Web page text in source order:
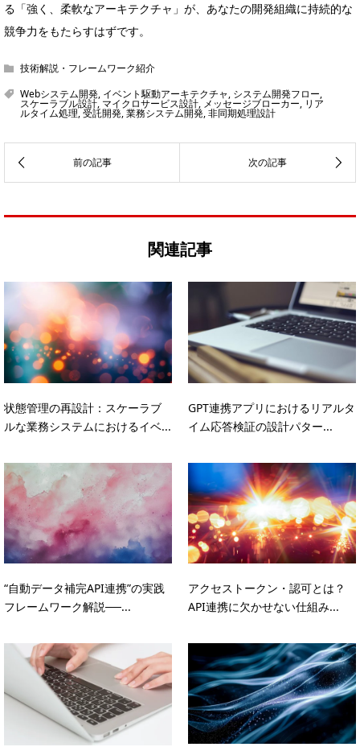
る「強く、柔軟なアーキテクチャ」が、あなたの開発組織に持続的な
競争力をもたらすはずです。
技術解説・フレームワーク紹介
Webシステム開発, イベント駆動アーキテクチャ, システム開発フロー,
スケーラブル設計, マイクロサービス設計, メッセージブローカー, リア
ルタイム処理,受託開発,業務システム開発,非同期処理設計
関連記事
状態管理の再設計：スケーラブ
ルな業務システムにおけるイベ...
GPT連携アプリにおけるリアルタ
イム応答検証の設計パター...
“自動データ補完API連携”の実践
フレームワーク解説──...
アクセストークン・認可とは？
API連携に欠かせない仕組み...